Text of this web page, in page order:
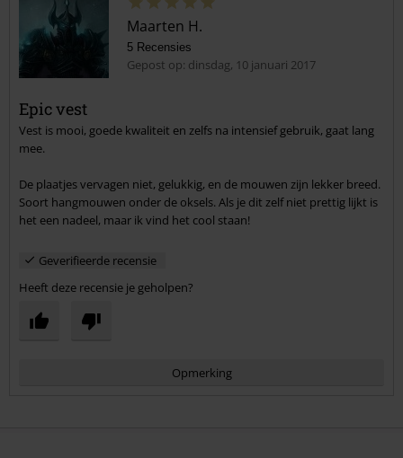
Commentaar versturen
Maarten H.
5 Recensies
Gepost op: dinsdag, 10 januari 2017
Epic vest
Vest is mooi, goede kwaliteit en zelfs na intensief gebruik, gaat lang
mee.
De plaatjes vervagen niet, gelukkig, en de mouwen zijn lekker breed.
Soort hangmouwen onder de oksels. Als je dit zelf niet prettig lijkt is
het een nadeel, maar ik vind het cool staan!
Geverifieerde recensie
Heeft deze recensie je geholpen?
Opmerking